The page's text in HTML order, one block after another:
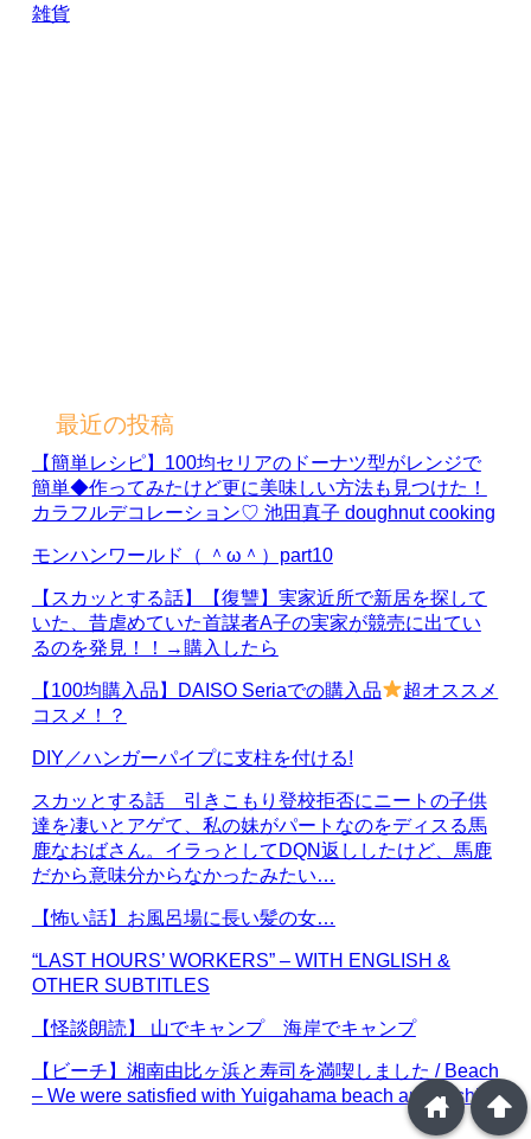
雑貨
最近の投稿
【簡単レシピ】100均セリアのドーナツ型がレンジで
簡単◆作ってみたけど更に美味しい方法も見つけた！
カラフルデコレーション♡ 池田真子 doughnut cooking
モンハンワールド（ ＾ω＾）part10
【スカッとする話】【復讐】実家近所で新居を探して
いた、昔虐めていた首謀者A子の実家が競売に出てい
るのを発見！！→購入したら
【100均購入品】DAISO Seriaでの購入品
超オススメ
コスメ！？
DIY／ハンガーパイプに支柱を付ける!
スカッとする話 引きこもり登校拒否にニートの子供
達を凄いとアゲて、私の妹がパートなのをディスる馬
鹿なおばさん。イラっとしてDQN返ししたけど、馬鹿
だから意味分からなかったみたい…
【怖い話】お風呂場に長い髪の女…
“LAST HOURS’ WORKERS” – WITH ENGLISH &
OTHER SUBTITLES
【怪談朗読】 山でキャンプ 海岸でキャンプ
【ビーチ】湘南由比ヶ浜と寿司を満喫しました / Beach
– We were satisfied with Yuigahama beach and sushi arrowup
home